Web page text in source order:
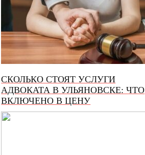
СКОЛЬКО СТОЯТ УСЛУГИ
АДВОКАТА В УЛЬЯНОВСКЕ: ЧТО
ВКЛЮЧЕНО В ЦЕНУ